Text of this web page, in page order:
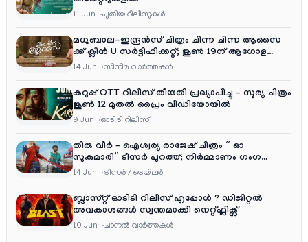
11 Jun പുതിയ റിലീസുകള്‍
മധുബാല-ഇന്ദ്രൻസ് ചിത്രം ചിന്ന ചിന്ന ആസൈ
ക്ക് ക്ലീൻ U സർട്ടിഫിക്കറ്റ്; ജൂൺ 19ന് ആഗോള
റിലീസ്
14 Jun സിനിമ വാര്‍ത്തകള്‍
കറുപ്പ് OTT റിലീസ് തീയതി പ്രഖ്യാപിച്ചു – സൂര്യ ചിത്രം
ജൂൺ 12 മുതൽ പ്രൈം വീഡിയോയിൽ
9 Jun ഓടിടി റിലീസ്
തിരു വീർ – ഐശ്വര്യ രാജേഷ് ചിത്രം ” ഓ
സുകുമാരി” ടീസർ പുറത്ത്; നിർമ്മാണം ഗംഗ
എന്റർടൈൻമെന്റ്‌സ്
14 Jun ടീസര്‍ / ട്രെയിലര്‍
ബ്ലാസ്റ്റ് ഓടിടി റിലീസ് എപ്പോൾ ? ഡിജിറ്റൽ
അവകാശങ്ങൾ സ്വന്തമാക്കി നെറ്റ്ഫ്ലിക്സ്
10 Jun ചാനല്‍ വാര്‍ത്തകള്‍